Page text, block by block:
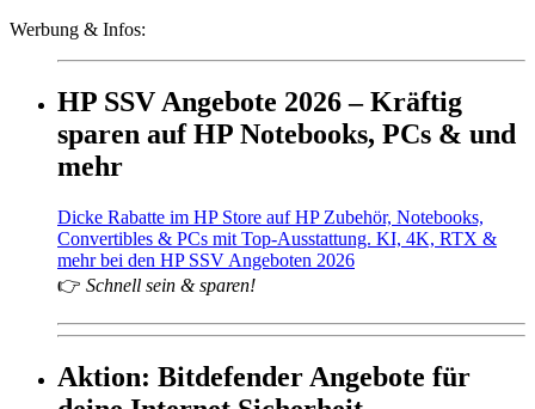
Werbung & Infos:
HP SSV Angebote 2026 – Kräftig
sparen auf HP Notebooks, PCs & und
mehr
Dicke Rabatte im HP Store auf HP Zubehör, Notebooks,
Convertibles & PCs mit Top-Ausstattung. KI, 4K, RTX &
mehr bei den HP SSV Angeboten 2026
👉 Schnell sein & sparen!
Aktion: Bitdefender Angebote für